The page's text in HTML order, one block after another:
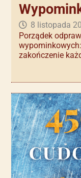
8 listopada
Porządek
zakończenie